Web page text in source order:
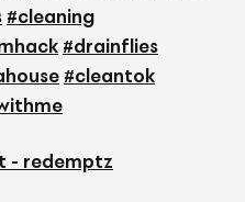
#cleaning
#drainflies
#cleantok
- redemptz